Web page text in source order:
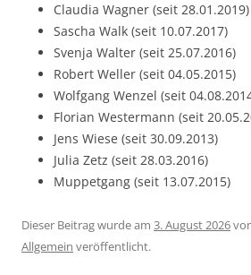
Claudia Wagner (seit 28.01.2019)
Sascha Walk (seit 10.07.2017)
Svenja Walter (seit 25.07.2016)
Robert Weller (seit 04.05.2015)
Wolfgang Wenzel (seit
Florian Westermann (seit
Jens Wiese (seit 30.09.2013)
Julia Zetz (seit 28.03.2016)
Muppetgang (seit 13.07.2015)
Dieser Beitrag wurde am 3. August 2026
Allgemein veröffentlicht.